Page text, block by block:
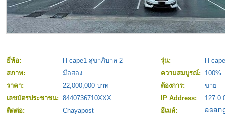
ยี่ห้อ: H cape1 สุขาภิบาล 2 รุ่น:
H
สภาพ:
มือสอง ความสมบูรณ์:
100%
ราคา:
22,000,000 บาท ต้องการ:
ขาย
เลขบัตรประชาชน: 8440736710XXX IP Address:
ติดต่อ:
Chayapost
อีเมล์: